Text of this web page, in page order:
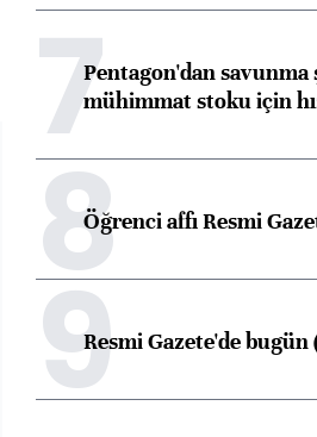
7Pentagon'dan
mühimmat stoku için
8Öğrenci affı Resmi
9Resmi Gazete'de